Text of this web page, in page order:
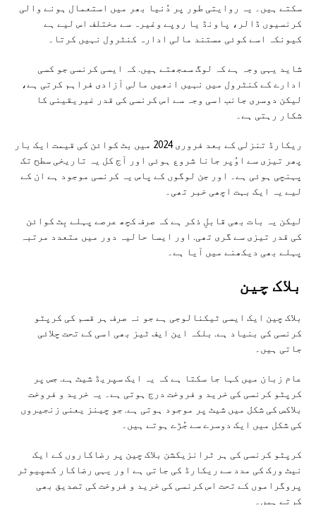
سکتے ہیں۔ یہ روایتی طور پر دُنیا بھر میں استعمال ہونے والی
کرنسیوں ڈالر، پاونڈ یا روپے وغیرہ سے مختلف اس لیے ہے
کیونکہ اسے کوئی مستند مالی ادارہ کنٹرول نہیں کرتا۔
شاید یہی وجہ ہے کہ لوگ سمجھتے ہیں. کہ ایسی کرنسی جو کسی
ادارے کے کنٹرول میں نہیں انھیں مالی آزادی فراہم کرتی ہے،
لیکن دوسری جانب اسی وجہ سے اس کرنسی کی قدر غیریقینی کا
شکار رہتی ہے۔
ریکارڈ تنزلی کے بعد فروری 2024 میں بٹ کوائن کی قیمت ایک بار
پھر تیزی سے اوُپر جانا شروع ہوئی اور آج کل یہ تاریخی سطح تک
پہنچی ہوئی ہے۔ اور جن لوگوں کے پاس یہ کرنسی موجود ہے ان کے
لیے یہ ایک بہت اچھی خبر تھی۔
لیکن یہ بات بھی قابلِ ذکر ہے کہ صرف کچھ عرصے پہلے بِٹ کوائن
کی قدر تیزی سے گری تھی. اور ایسا حالیہ دور میں متعدد مرتبہ
پہلے بھی دیکھنے میں آیا ہے۔
بلاک چین
بلاک چین ایک ایسی ٹیکنالوجی ہے جو نہ صرف ہر قسم کی کرپٹو
کرنسی کی بنیاد ہے. بلکہ این ایف ٹیز بھی اسی کے تحت چلائی
جاتی ہیں۔
عام زبان میں کہا جا سکتا ہے کہ یہ ایک سپریڈ شیٹ ہے. جس پر
کرپٹو کرنسی کی خرید و فروخت درج ہوتی ہے۔ یہ خرید و فروخت
بلاکس کی شکل میں شیٹ پر موجود ہوتی ہے. جو چینز یعنی زنجیروں
کی شکل میں ایک دوسرے سے جُڑے ہوتے ہیں۔
کرپٹو کرنسی کی ہر ٹرانزیکشن بلاک چین پر رضاکاروں کے ایک
نیٹ ورک کی مدد سے ریکارڈ کی جاتی ہے اور یہی رضاکار کمپیوٹر
پروگراموں کے تحت اس کرنسی کی خرید و فروخت کی تصدیق بھی
کرتے ہیں۔